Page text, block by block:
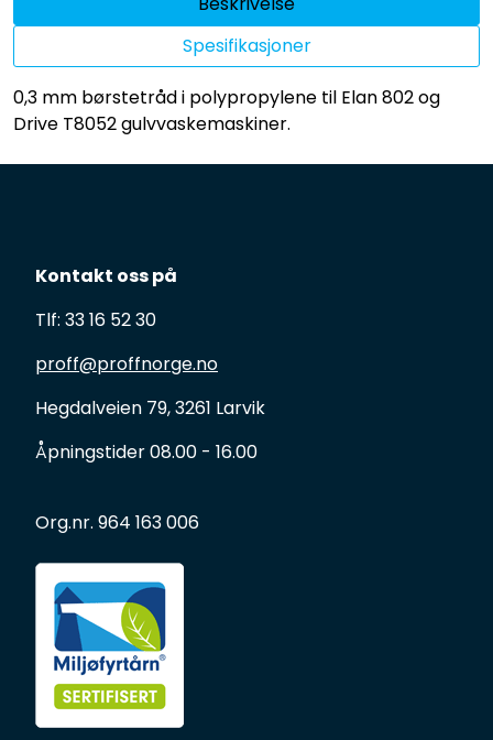
Spesifikasjoner
0,3 mm børstetråd i polypropylene til Elan 802 og
Drive T8052 gulvvaskemaskiner.
Kontakt oss på
Tlf: 33 16 52 30
proff@proffnorge.no
Hegdalveien 79, 3261 Larvik
Åpningstider 08.00 - 16.00
Org.nr. 964 163 006